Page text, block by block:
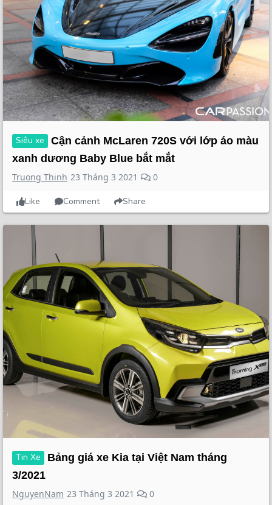
Siêu xe
Cận cảnh McLaren 720S với lớp áo màu
xanh dương Baby Blue bắt mắt
Truong Thinh 23 Tháng 3 2021 0
Like Comment Share
Tin Xe
Bảng giá xe Kia tại Việt Nam tháng
3/2021
NguyenNam 23 Tháng 3 2021 0